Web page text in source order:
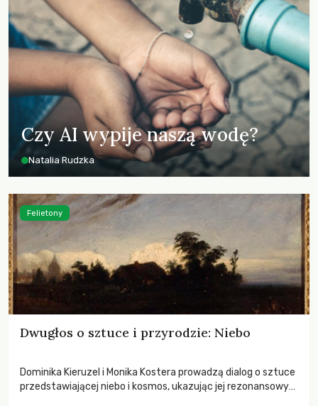
Czy AI wypije naszą wodę?
Natalia Rudzka
Dwugłos o sztuce i przyrodzie: Niebo
Dominika Kieruzel i Monika Kostera prowadzą dialog o sztuce
przedstawiającej niebo i kosmos, ukazując jej rezonansowy
Felietony